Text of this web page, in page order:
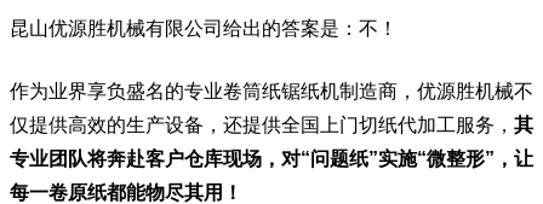
昆山优源胜机械有限公司给出的答案是：不！
作为业界享负盛名的专业卷筒纸锯纸机制造商，优源胜机械不
仅提供高效的生产设备，还提供全国上门切纸代加工服务， 其
专业团队将奔赴客户仓库现场，对“问题纸”实施“微整形”，让
每一卷原纸都能物尽其用！